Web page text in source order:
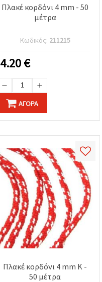
Πλακέ κορδόνι 4 mm - 50
μέτρα
Κωδικός: 211215
4.20€
ΑΓΟΡΆ
Πλακέ κορδόνι 4 mm K -
50 μέτρα